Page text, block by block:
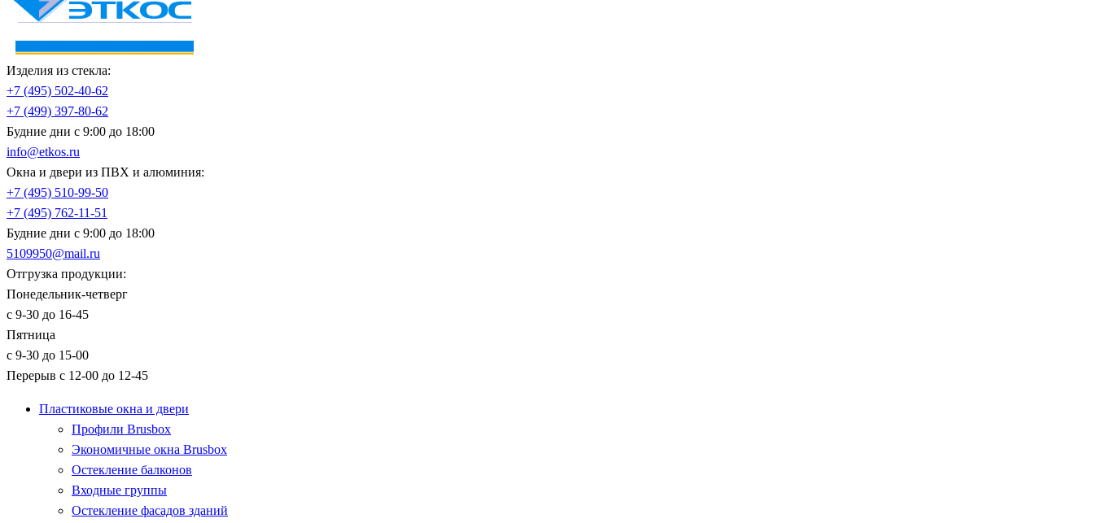
Изделия из стекла:
+7 (495) 502-40-62
+7 (499) 397-80-62
Будние дни с 9:00 до 18:00
info@etkos.ru
Окна и двери из ПВХ и алюминия:
+7 (495) 510-99-50
+7 (495) 762-11-51
Будние дни с 9:00 до 18:00
5109950@mail.ru
Отгрузка продукции:
Понедельник-четверг
с 9-30 до 16-45
Пятница
с 9-30 до 15-00
Перерыв с 12-00 до 12-45
Пластиковые окна и двери
Профили Brusbox
Экономичные окна Brusbox
Остекление балконов
Входные группы
Остекление фасадов зданий